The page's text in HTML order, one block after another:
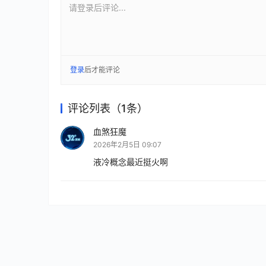
请登录后评论...
登录后才能评论
评论列表（1条）
血煞狂魔
2026年2月5日 09:07
液冷概念最近挺火啊